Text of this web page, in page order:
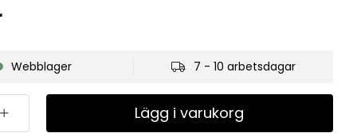
Webblager 7 - 10 arbetsdagar
Lägg i varukorg